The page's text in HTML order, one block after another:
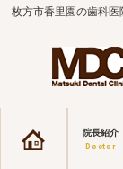
院長紹介